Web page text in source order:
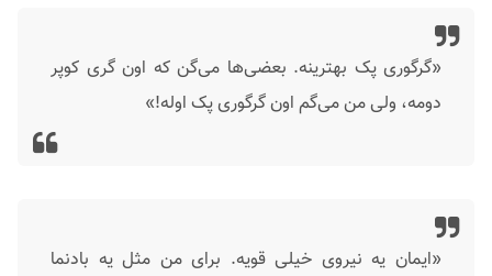
«گرگوری پک بهترینه. بعضی‌ها می‌گن که اون گری کوپر
دومه، ولی من می‌گم اون گرگوری پک اوله!»
«ایمان یه نیروی خیلی قویه. برای من مثل یه بادنما